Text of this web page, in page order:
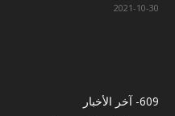
2021-10-30
- آخر الأخبار609